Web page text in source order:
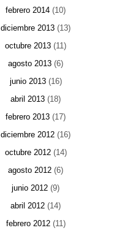
febrero 2014 (10)
diciembre 2013 (13)
octubre 2013 (11)
agosto 2013 (6)
junio 2013(16)
abril 2013 (18)
febrero 2013 (17)
diciembre 2012 (16)
octubre 2012(14)
agosto 2012 (6)
junio 2012 (9)
abril 2012 (14)
febrero 2012(11)